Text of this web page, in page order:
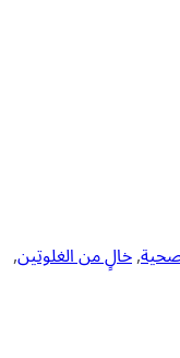
,خالٍ من الغلوتين,